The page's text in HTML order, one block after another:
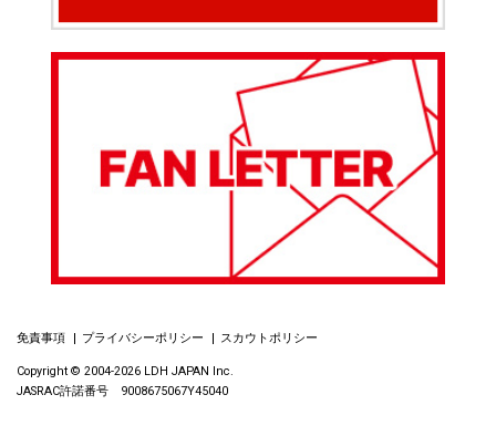
免責事項 プライバシーポリシー スカウトポリシー
Copyright © 2004-2026 LDH JAPAN Inc.
JASRAC許諾番号 9008675067Y45040